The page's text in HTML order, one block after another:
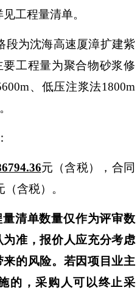
工程量清单。
段为沈海高速厦漳扩建紫
工程量为聚合物砂浆修
00m、低压注浆法1800m
元（含税），合同
（含税）。
清单数量仅作为评审数
准，报价人应充分考虑
的风险。若因项目业主
的，采购人可以终止采